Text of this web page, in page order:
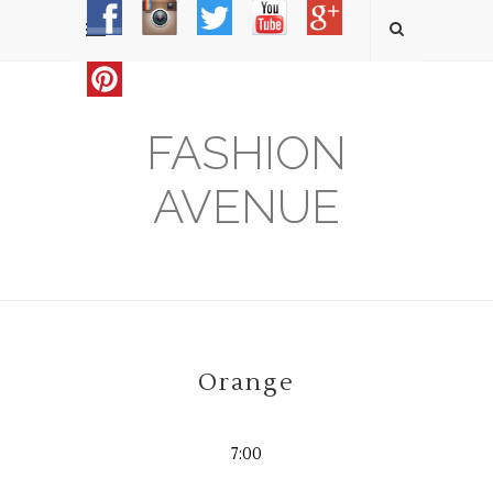
FASHION
AVENUE
Orange
7:00